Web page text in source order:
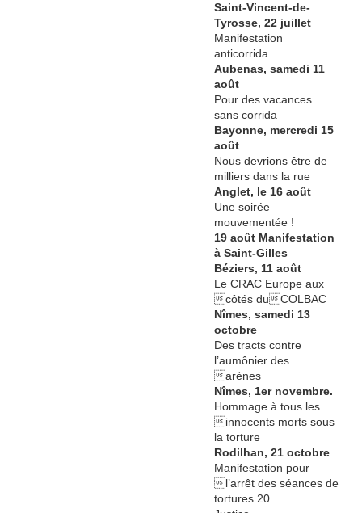
Saint-Vincent-de-
Tyrosse, 22 juillet
Manifestation
anticorrida
Aubenas, samedi 11
août
Pour des vacances
sans corrida
Bayonne, mercredi 15
août
Nous devrions être de
milliers dans la rue
Anglet, le 16 août
Une soirée
mouvementée !
19 août Manifestation
à Saint-Gilles
Béziers, 11 août
Le CRAC Europe aux
côtés duCOLBAC
Nîmes, samedi 13
octobre
Des tracts contre
l’aumônier des
arènes
Nîmes, 1er novembre.
Hommage à tous les
innocents morts sous
la torture
Rodilhan, 21 octobre
Manifestation pour
l’arrêt des séances de
tortures 20